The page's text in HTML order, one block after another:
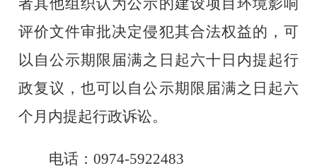
评价文件审批决定侵犯其合法权益的，可
以自公示期限届满之日起六十日内提起行
政复议，也可以自公示期限届满之日起六
个月内提起行政诉讼。
电话：0974-5922483